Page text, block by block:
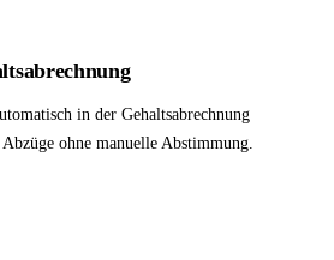
in der Gehaltsabrechnung
ohne manuelle Abstimmung.